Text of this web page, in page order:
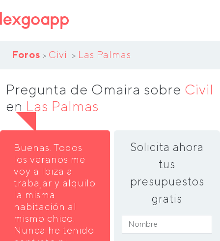
Foros > Civil > Las Palmas
Pregunta de Omaira sobre Civil
en Las Palmas
Buenas. Todos
los veranos me
voy a Ibiza a
trabajar y alquilo
la misma
habitación al
mismo chico.
Nunca he tenido
Solicita ahora
tus
presupuestos
gratis